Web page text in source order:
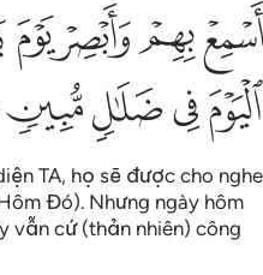
اسمع بهم وابصر يوم ياتوننا لاكن
أَسْمِعْ بِهِمْ وَأَبْصِرْ يَوْمَ يَأْتُونَنَا
ﳔﳕﳖﳗ
ﳜﳝﳞﳟ
TA, họ sẽ được cho nghe
Đó). Nhưng ngày hôm
vẫn cứ (thản nhiên) công